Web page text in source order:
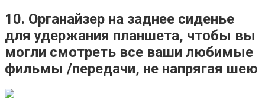
10. Органайзер на заднее сиденье
для удержания планшета, чтобы вы
могли смотреть все ваши любимые
фильмы /передачи, не напрягая шею